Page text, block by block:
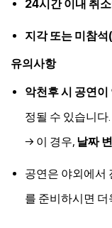
24시간 이내 취
지각 또는 미참
유의사항
악천후 시 공연이
정될 수 있습니다.
→ 이 경우, 날짜
공연은 야외에서
를 준비하시면